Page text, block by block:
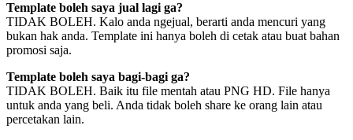
Template boleh saya jual lagi ga?
TIDAK BOLEH. Kalo anda ngejual, berarti anda mencuri yang
bukan hak anda. Template ini hanya boleh di cetak atau buat bahan
promosi saja.
Template boleh saya bagi-bagi ga?
TIDAK BOLEH. Baik itu file mentah atau PNG HD. File hanya
untuk anda yang beli. Anda tidak boleh share ke orang lain atau
percetakan lain.